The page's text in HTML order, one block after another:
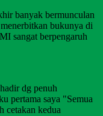
banyak bermunculan
bukunya di
sangat berpengaruh
dg penuh
pertama saya "Semua
cetakan kedua